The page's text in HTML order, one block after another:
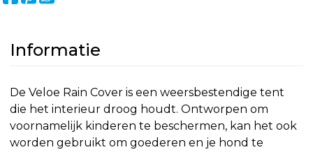
Informatie
De Veloe Rain Cover is een weersbestendige tent
die het interieur droog houdt. Ontworpen om
voornamelijk kinderen te beschermen, kan het ook
worden gebruikt om goederen en je hond te